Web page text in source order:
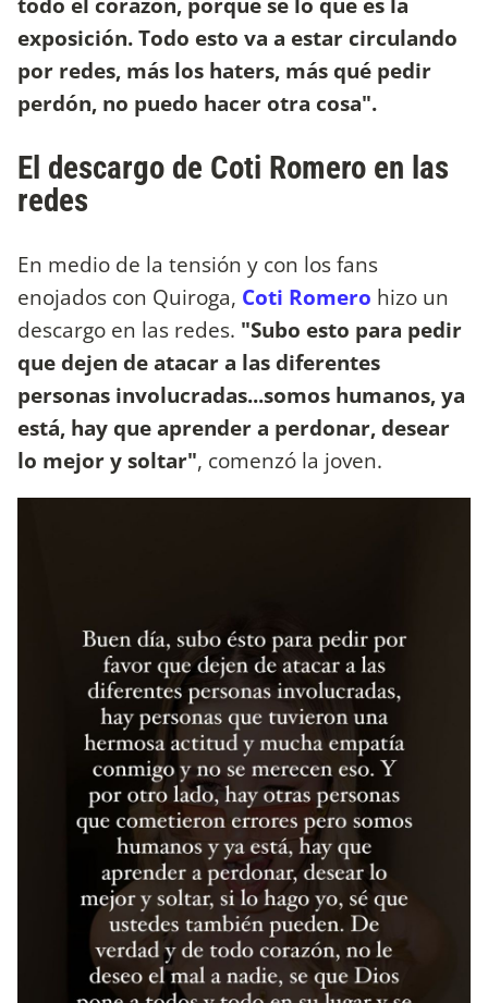
exposición. Todo esto va a estar circulando
por redes, más los haters, más qué pedir
perdón, no puedo hacer otra cosa".
El descargo de Coti Romero en las
redes
En medio de la tensión y con los fans
enojados con Quiroga, Coti Romero hizo un
descargo en las redes. "Subo esto para pedir
que dejen de atacar a las diferentes
personas involucradas...somos humanos, ya
está, hay que aprender a perdonar, desear
lo mejor y soltar", comenzó la joven.